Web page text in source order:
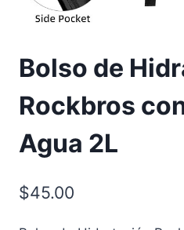
Bolso de
Rockbros
Agua 2L
$45.00